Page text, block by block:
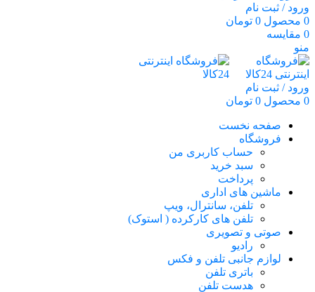
ورود / ثبت نام
0 محصول 0 تومان
0 مقایسه
منو
ورود / ثبت نام
0 محصول 0 تومان
صفحه نخست
فروشگاه
حساب کاربری من
سبد خرید
پرداخت
ماشین های اداری
تلفن، سانترال، ویپ
تلفن های کارکرده ( استوک)
صوتی و تصویری
رادیو
لوازم جانبی تلفن و فکس
باتری تلفن
هدست تلفن